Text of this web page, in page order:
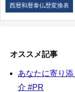
西暦和暦泰仏歴変換表
オススメ記事
あなたに寄り
介 #PR